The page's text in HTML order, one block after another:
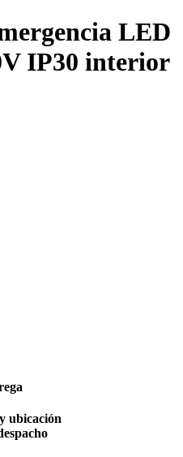
LED
IP30 interior
ubicación